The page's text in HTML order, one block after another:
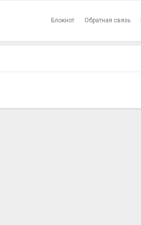
Блокнот Обратная связь